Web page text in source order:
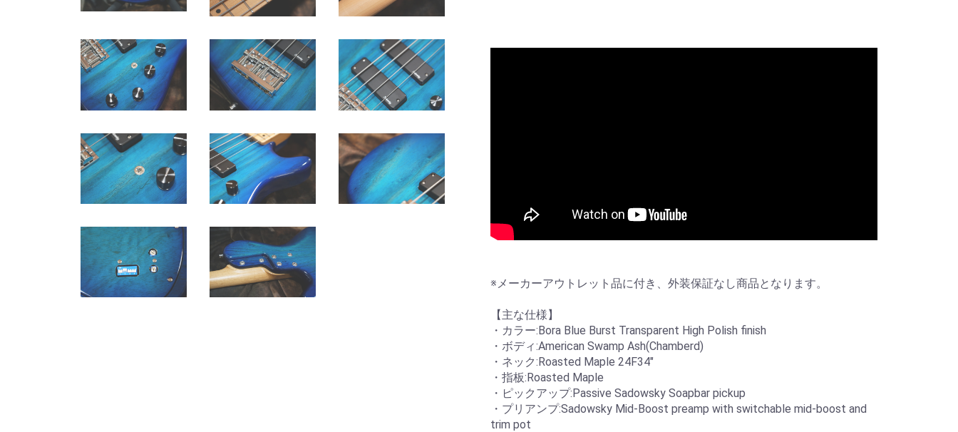
※メーカーアウトレット品に付き、外装保証なし商品となります。
【主な仕様】
・カラー:Bora Blue Burst Transparent High Polish finish
・ボディ:American Swamp Ash(Chamberd)
・ネック:Roasted Maple 24F34"
・指板:Roasted Maple
・ピックアップ:Passive Sadowsky Soapbar pickup
・プリアンプ:Sadowsky Mid-Boost preamp with switchable mid-boost and
trim pot